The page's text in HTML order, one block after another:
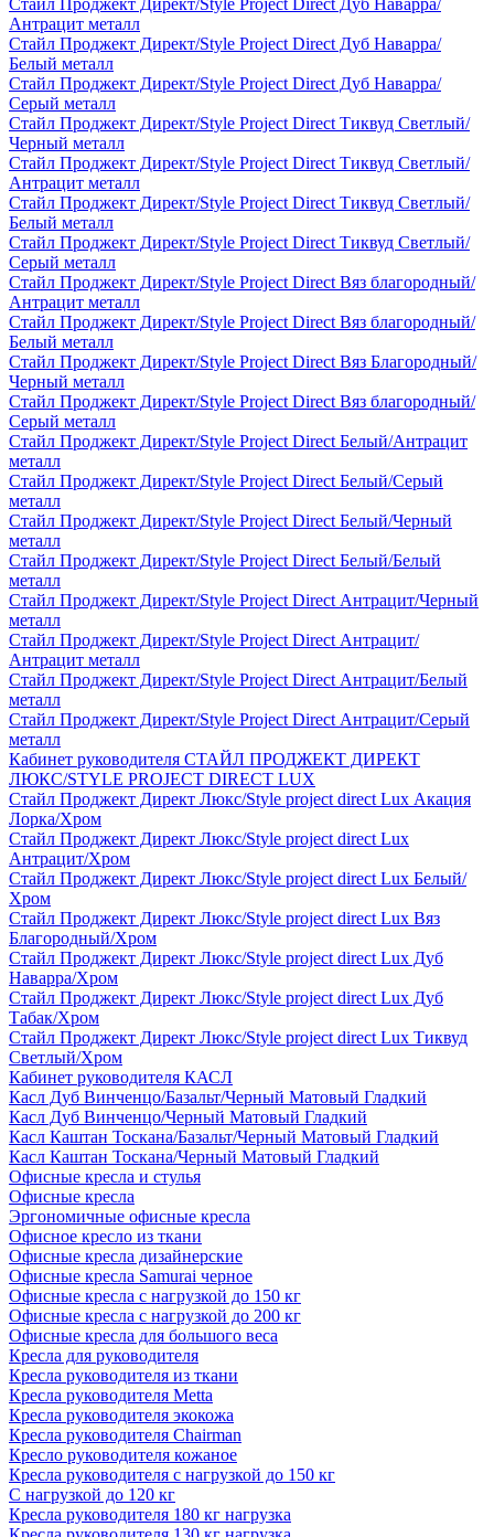
Стайл Проджект Директ/Style Project Direct Дуб Наварра/
Антрацит металл
Стайл Проджект Директ/Style Project Direct Дуб Наварра/
Белый металл
Стайл Проджект Директ/Style Project Direct Дуб Наварра/
Серый металл
Стайл Проджект Директ/Style Project Direct Тиквуд Светлый/
Черный металл
Стайл Проджект Директ/Style Project Direct Тиквуд Светлый/
Антрацит металл
Стайл Проджект Директ/Style Project Direct Тиквуд Светлый/
Белый металл
Стайл Проджект Директ/Style Project Direct Тиквуд Светлый/
Серый металл
Стайл Проджект Директ/Style Project Direct Вяз благородный/
Антрацит металл
Стайл Проджект Директ/Style Project Direct Вяз благородный/
Белый металл
Стайл Проджект Директ/Style Project Direct Вяз Благородный/
Черный металл
Стайл Проджект Директ/Style Project Direct Вяз благородный/
Серый металл
Стайл Проджект Директ/Style Project Direct Белый/Антрацит
металл
Стайл Проджект Директ/Style Project Direct Белый/Серый
металл
Стайл Проджект Директ/Style Project Direct Белый/Черный
металл
Стайл Проджект Директ/Style Project Direct Белый/Белый
металл
Стайл Проджект Директ/Style Project Direct Антрацит/Черный
металл
Стайл Проджект Директ/Style Project Direct Антрацит/
Антрацит металл
Стайл Проджект Директ/Style Project Direct Антрацит/Белый
металл
Стайл Проджект Директ/Style Project Direct Антрацит/Серый
металл
Кабинет руководителя СТАЙЛ ПРОДЖЕКТ ДИРЕКТ
ЛЮКС/STYLE PROJECT DIRECT LUX
Стайл Проджект Директ Люкс/Style project direct Lux Акация
Лорка/Хром
Стайл Проджект Директ Люкс/Style project direct Lux
Антрацит/Хром
Стайл Проджект Директ Люкс/Style project direct Lux Белый/
Хром
Стайл Проджект Директ Люкс/Style project direct Lux Вяз
Благородный/Хром
Стайл Проджект Директ Люкс/Style project direct Lux Дуб
Наварра/Хром
Стайл Проджект Директ Люкс/Style project direct Lux Дуб
Табак/Хром
Стайл Проджект Директ Люкс/Style project direct Lux Тиквуд
Светлый/Хром
Кабинет руководителя КАСЛ
Касл Дуб Винченцо/Базальт/Черный Матовый Гладкий
Касл Дуб Винченцо/Черный Матовый Гладкий
Касл Каштан Тоскана/Базальт/Черный Матовый Гладкий
Касл Каштан Тоскана/Черный Матовый Гладкий
Офисные кресла и стулья
Офисные кресла
Эргономичные офисные кресла
Офисное кресло из ткани
Офисные кресла дизайнерские
Офисные кресла Samurai черное
Офисные кресла с нагрузкой до 150 кг
Офисные кресла с нагрузкой до 200 кг
Офисные кресла для большого веса
Кресла для руководителя
Кресла руководителя из ткани
Кресла руководителя Metta
Кресла руководителя экокожа
Кресла руководителя Chairman
Кресло руководителя кожаное
Кресла руководителя с нагрузкой до 150 кг
С нагрузкой до 120 кг
Кресла руководителя 180 кг нагрузка